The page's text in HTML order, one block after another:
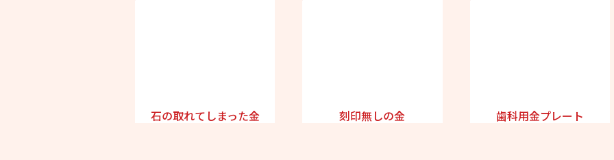
石の取れてしまった金 刻印無しの金 歯科用金プレート